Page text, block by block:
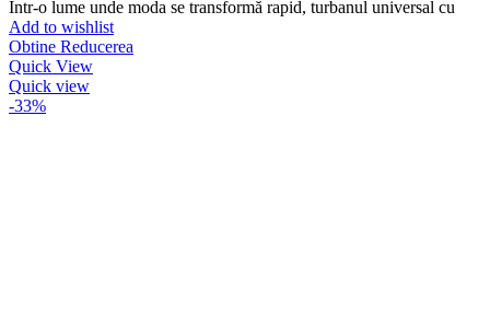
Într-o lume unde moda se transformă rapid, turbanul universal cu
Add to wishlist
Obtine Reducerea
Quick View
Quick view
-33%